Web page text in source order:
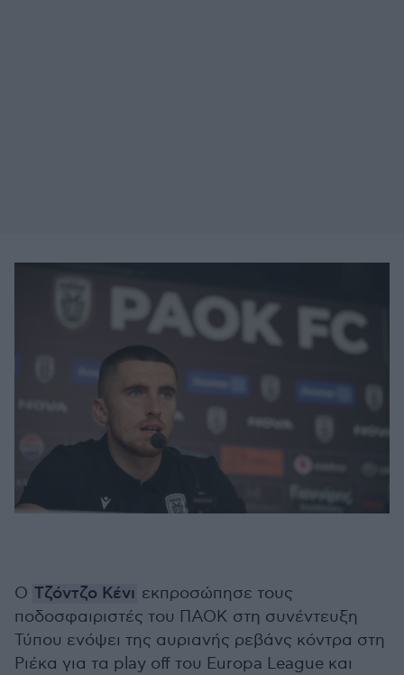
Ο Τζόντζο Κένι εκπροσώπησε τους
ποδοσφαιριστές του ΠΑΟΚ στη συνέντευξη
Τύπου ενόψει της αυριανής ρεβάνς κόντρα στη
Ριέκα για τα play off του Europa League και